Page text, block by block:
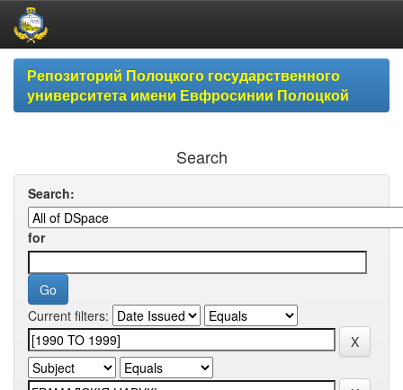
Skip
navigationРепозиторий Полоцкого государственного
университета имени Евфросинии Полоцкой
Search
Search:
for
Current filters: